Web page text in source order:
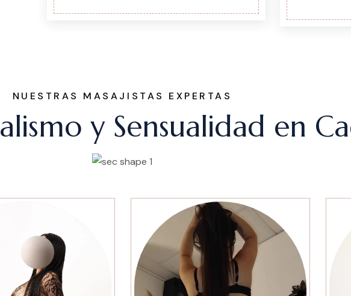
NUESTRAS MASAJISTAS EXPERTAS
y Sensualidad en